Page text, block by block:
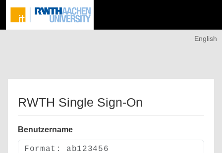
English
RWTH Single Sign-On
Benutzername